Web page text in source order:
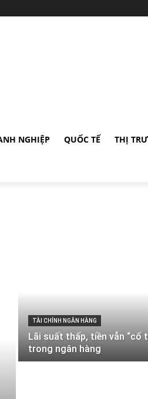
NGHIỆP QUỐC TẾ THỊ
TÀI CHÍNH NGÂN HÀNG
Lãi suất thấp, tiền vẫn “cố
trong ngân hàng